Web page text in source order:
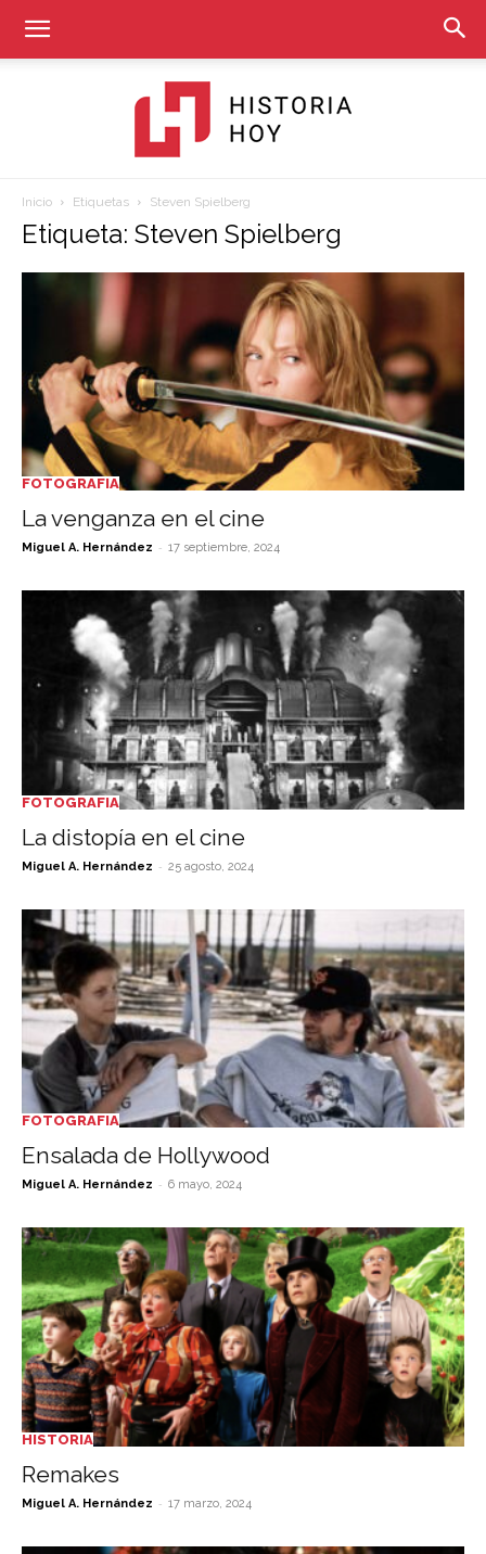
Historia
Hoy
Inicio Etiquetas Steven Spielberg
Etiqueta: Steven Spielberg
FOTOGRAFIA
La venganza en el cine
Miguel A. Hernández - 17 septiembre, 2024
FOTOGRAFIA
La distopía en el cine
Miguel A. Hernández - 25 agosto, 2024
FOTOGRAFIA
Ensalada de Hollywood
Miguel A. Hernández - 6 mayo, 2024
HISTORIA
Remakes
Miguel A. Hernández - 17 marzo, 2024